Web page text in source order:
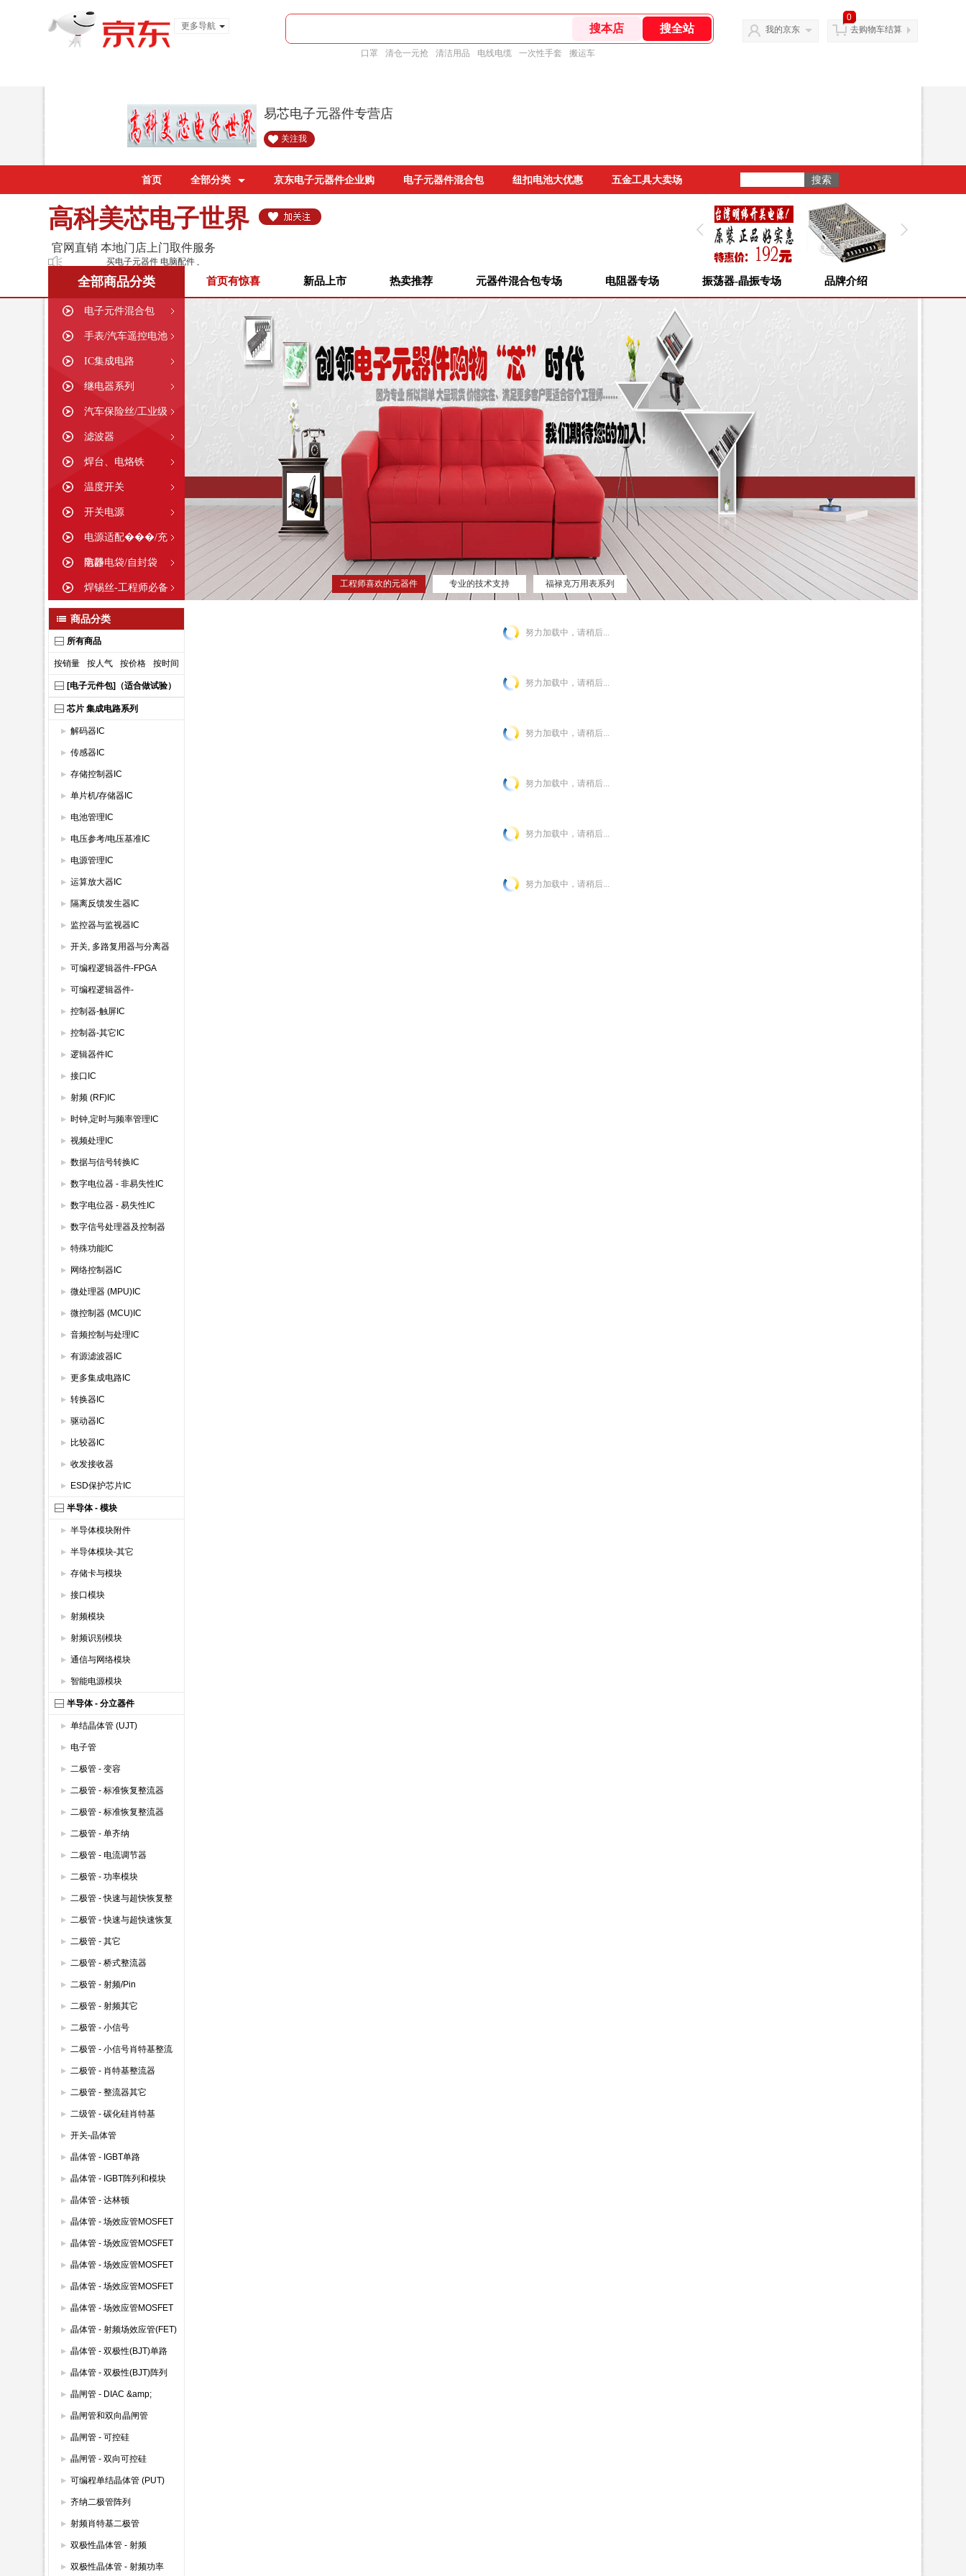
更多导航
口罩 清仓一元抢 清洁用品 电线电缆 一次性手套 搬运车
我的京东
0
去购物车结算
易芯电子元器件专营店
关注我
首页 全部分类 京东电子元器件企业购 电子元器件混合包 纽扣电池大优惠 五金工具大卖场
高科美芯电子世界
官网直销 本地门店上门取件服务
买电子元器件 电脑配件 上美芯就够了！
全部商品分类
电子元件混合包
手表/汽车遥控电池
IC集成电路
继电器系列
汽车保险丝/工业级
滤波器
焊台、电烙铁
温度开关
开关电源
电源适配���/充
电器
防静电袋/自封袋
焊锡丝-工程师必备
首页有惊喜 新品上市 热卖推荐 元器件混合包专场 电阻器专场 振荡器-晶振专场 品牌介绍
工程师喜欢的元器件
网站
专业的技术支持 福禄克万用表系列
商品分类
所有商品
按销量 按人气 按价格 按时间
[电子元件包]（适合做试验）
芯片 集成电路系列
解码器IC
传感器IC
存储控制器IC
单片机/存储器IC
电池管理IC
电压参考/电压基准IC
电源管理IC
运算放大器IC
隔离反馈发生器IC
监控器与监视器IC
开关, 多路复用器与分离器
IC
可编程逻辑器件-FPGA
可编程逻辑器件-
GAL/PAL/SPLD
控制器-触屏IC
控制器-其它IC
逻辑器件IC
接口IC
射频 (RF)IC
时钟,定时与频率管理IC
视频处理IC
数据与信号转换IC
数字电位器 - 非易失性IC
数字电位器 - 易失性IC
数字信号处理器及控制器
特殊功能IC
网络控制器IC
微处理器 (MPU)IC
微控制器 (MCU)IC
音频控制与处理IC
有源滤波器IC
更多集成电路IC
转换器IC
驱动器IC
比较器IC
收发接收器
ESD保护芯片IC
半导体 - 模块
半导体模块附件
半导体模块-其它
存储卡与模块
接口模块
射频模块
射频识别模块
通信与网络模块
智能电源模块
半导体 - 分立器件
单结晶体管 (UJT)
电子管
二极管 - 变容
二极管 - 标准恢复整流器
(600V以上)
二极管 - 标准恢复整流器
(600V以下)
二极管 - 单齐纳
二极管 - 电流调节器
二极管 - 功率模块
二极管 - 快速与超快恢复整
流器 (600V以上)
二极管 - 快速与超快速恢复
整流器 600V以下
二极管 - 其它
二极管 - 桥式整流器
二极管 - 射频/Pin
二极管 - 射频其它
二极管 - 小信号
二极管 - 小信号肖特基整流
器
二极管 - 肖特基整流器
二极管 - 整流器其它
二级管 - 碳化硅肖特基
开关-晶体管
晶体管 - IGBT单路
晶体管 - IGBT阵列和模块
晶体管 - 达林顿
晶体管 - 场效应管MOSFET
(600V以上)
晶体管 - 场效应管MOSFET
(600V以下)
晶体管 - 场效应管MOSFET
模块
晶体管 - 场效应管MOSFET
其它
晶体管 - 场效应管MOSFET
双路
晶体管 - 射频场效应管(FET)
晶体管 - 双极性(BJT)单路
晶体管 - 双极性(BJT)阵列
晶闸管 - DIAC &amp;
SIDAC
晶闸管和双向晶闸管
晶闸管 - 可控硅
晶闸管 - 双向可控硅
(TRIAC)
可编程单结晶体管 (PUT)
齐纳二极管阵列
射频肖特基二极管
双极性晶体管 - 射频
双极性晶体管 - 射频功率
努力加载中，请稍后...
努力加载中，请稍后...
努力加载中，请稍后...
努力加载中，请稍后...
努力加载中，请稍后...
努力加载中，请稍后...